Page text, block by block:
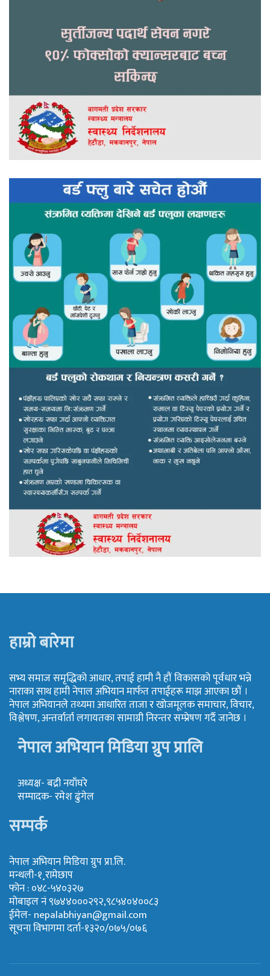
हाम्रो बारेमा
सभ्य समाज समृद्धिको आधार, तपाई हामी नै हौं विकासको पूर्वधार भन्ने
नाराका साथ हामी नेपाल अभियान मार्फत तपाईहरू माझ आएका छौं ।
नेपाल अभियानले तथ्यमा आधारित ताजा र खोजमूलक समाचार, विचार,
विश्लेषण, अन्तर्वार्ता लगायतका सामाग्री निरन्तर सम्प्रेषण गर्दै जानेछ ।
नेपाल अभियान मिडिया ग्रुप प्रालि
अध्यक्ष- बद्री नयाँघरे
सम्पादक- रमेश ढुंगेल
सम्पर्क
नेपाल अभियान मिडिया ग्रुप प्रा.लि.
मन्थली-१¸रामेछाप
फोन : ०४८-५४०३२७
मोबाइल नं ९७४४०००२९२,९८५४०४००८३
ईमेल- nepalabhiyan@gmail.com
सूचना विभागमा दर्ता-१३२०/०७५/०७६